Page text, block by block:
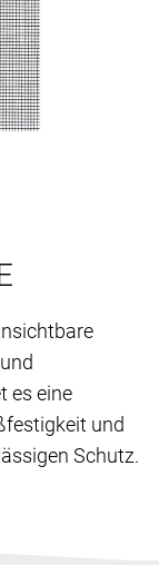
es eine
und
Schutz.